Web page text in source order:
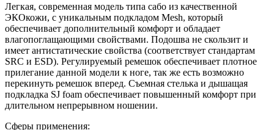
Легкая, современная модель типа сабо из качественной
ЭКОкожи, с уникальным подкладом Mesh, который
обеспечивает дополнительный комфорт и обладает
влагопоглащающими свойствами. Подошва не скользит и
имеет антистатические свойства (соответствует стандартам
SRC и ESD). Регулируемый ремешок обеспечивает плотное
прилегание данной модели к ноге, так же есть возможно
перекинуть ремешок вперед. Съемная стелька и дышащая
подкладка SJ foam обеспечивает повышенный комфорт при
длительном непрерывном ношении.
Сферы применения: